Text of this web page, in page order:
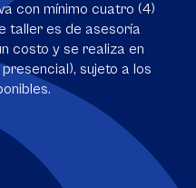
con mínimo cuatro (4)
taller es de asesoría
costo y se realiza en
sujeto a los